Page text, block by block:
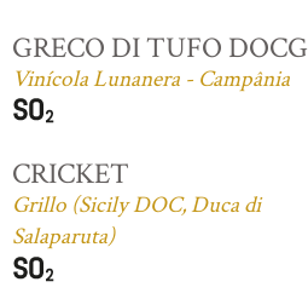
GRECO DI TUFO DOCG
Vinícola Lunanera - Campânia
CRICKET
Grillo (Sicily DOC, Duca di
Salaparuta)